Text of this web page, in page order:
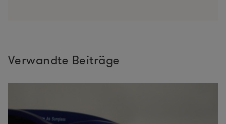
Verwandte Beiträge